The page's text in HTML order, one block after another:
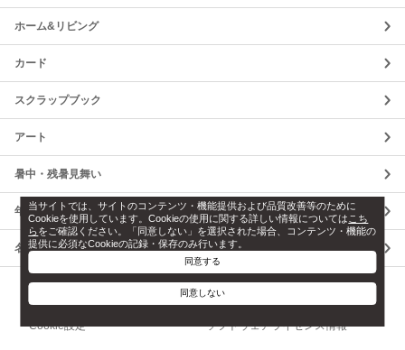
当サイトでは、サイトのコンテンツ・機能提供および品質改善等のために
Cookieを使用しています。Cookieの使用に関する詳しい情報については こち
らをご確認ください。「同意しない」を選択された場合、コンテンツ・機能の
提供に必須なCookieの記録・保存のみ行います。
同意する
同意しない
ホーム&リビング
カード
スクラップブック
アート
暑中・残暑見舞い
年賀状
名画
プライバシーポリシー
Cookie設定 ソフトウェアライセンス情報